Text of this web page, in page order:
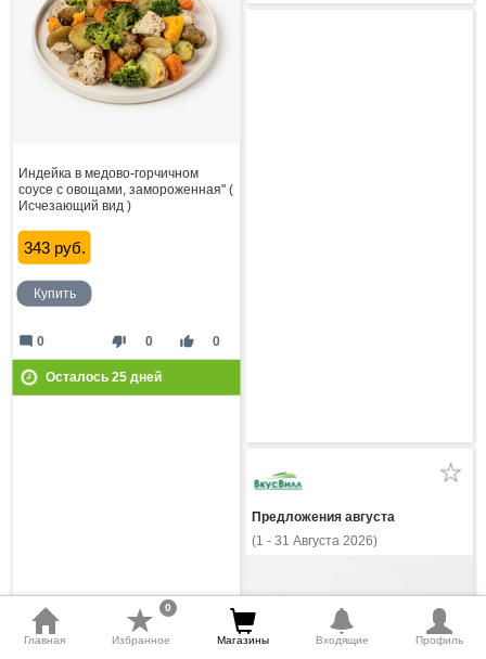
Индейка в медово-горчичном
соусе с овощами, замороженная" (
Исчезающий вид )
343 руб.
Купить
thumb_down 0 thumb_up 0
mode_comment 0
Осталось 25дней
Предложения августа
(1 - 31 Августа 2026)
Главная Избранное
0
Магазины Входящие Профиль